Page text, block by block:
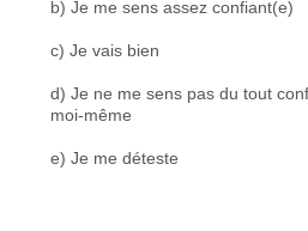
b) Je me sens assez confiant(e)
c) Je vais bien
d) Je ne me sens pas du tout
moi-même
e) Je me déteste